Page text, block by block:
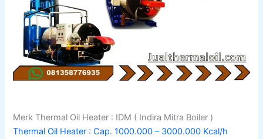
Merk Thermal Oil Heater : IDM ( Indira Mitra Boiler )
Thermal Oil Heater : Cap. 1000.000 – 3000.000 Kcal/h